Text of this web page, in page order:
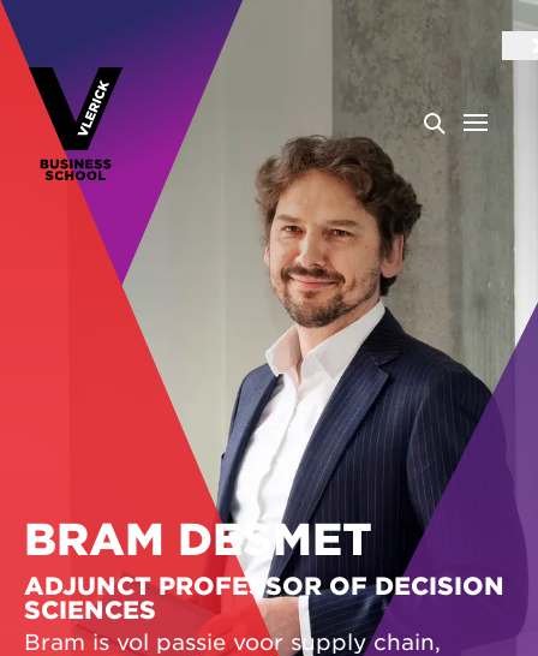
BRAM DESMET
ADJUNCT PROFESSOR OF DECISION
SCIENCES
Bram is vol passie voor supply chain,